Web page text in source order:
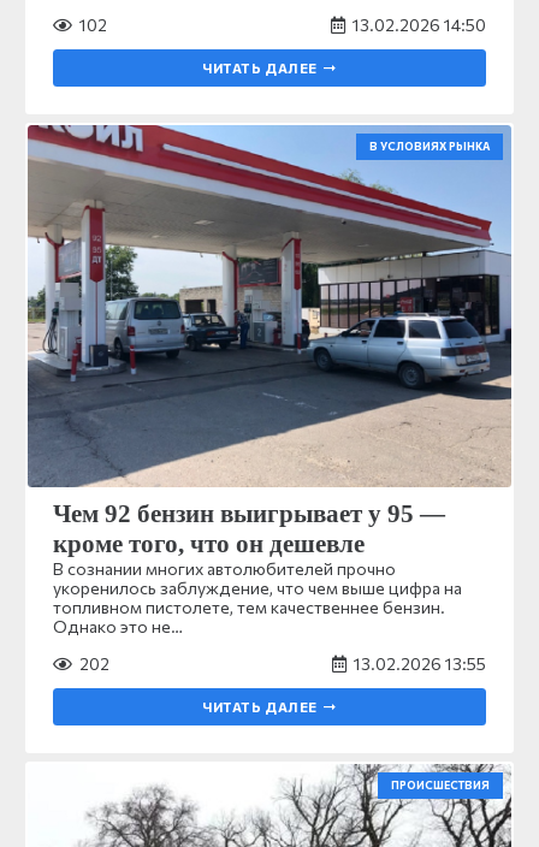
102
13.02.2026 14:50
ЧИТАТЬ ДАЛЕЕ
В УСЛОВИЯХ РЫНКА
Чем 92 бензин выигрывает у 95 —
кроме того, что он дешевле
В сознании многих автолюбителей прочно
укоренилось заблуждение, что чем выше цифра на
топливном пистолете, тем качественнее бензин.
Однако это не…
202
13.02.2026 13:55
ЧИТАТЬ ДАЛЕЕ
ПРОИСШЕСТВИЯ